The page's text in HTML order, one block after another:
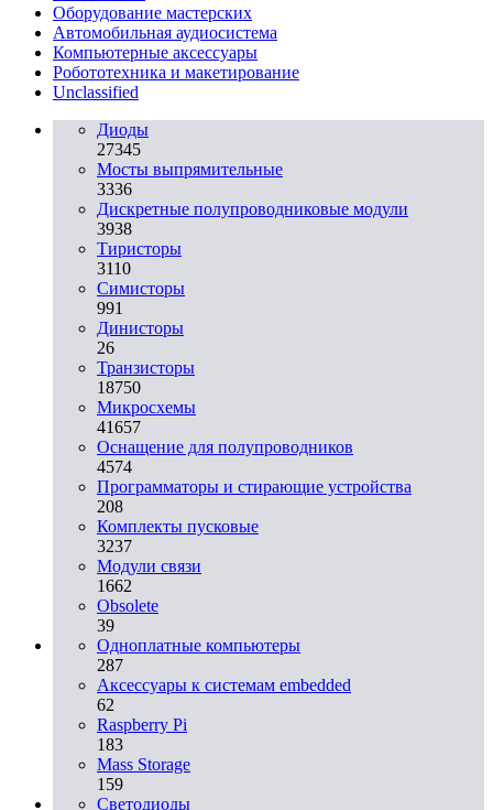
Оборудование мастерских
Автомобильная аудиосистема
Компьютерные аксессуары
Робототехника и макетирование
Unclassified
Диоды
27345
Мосты выпрямительные
3336
Дискретные полупроводниковые модули
3938
Тиристоры
3110
Симисторы
991
Динисторы
26
Транзисторы
18750
Микросхемы
41657
Оснащение для полупроводников
4574
Программаторы и стирающие устройства
208
Комплекты пусковые
3237
Модули связи
1662
Obsolete
39
Одноплатные компьютеры
287
Аксессуары к системам embedded
62
Raspberry Pi
183
Mass Storage
159
Светодиоды